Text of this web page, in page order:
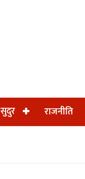
सुदुर राजनीति